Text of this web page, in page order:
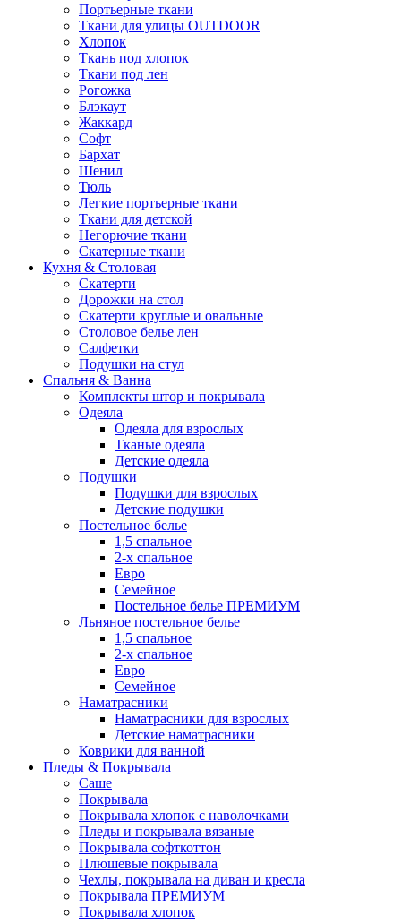
Портьерные ткани
Ткани для улицы OUTDOOR
Хлопок
Ткань под хлопок
Ткани под лен
Рогожка
Блэкаут
Жаккард
Софт
Бархат
Шенил
Тюль
Легкие портьерные ткани
Ткани для детской
Негорючие ткани
Скатерные ткани
Кухня & Столовая
Скатерти
Дорожки на стол
Скатерти круглые и овальные
Столовое белье лен
Салфетки
Подушки на стул
Спальня & Ванна
Комплекты штор и покрывала
Одеяла
Одеяла для взрослых
Тканые одеяла
Детские одеяла
Подушки
Подушки для взрослых
Детские подушки
Постельное белье
1,5 спальное
2-х спальное
Евро
Семейное
Постельное белье ПРЕМИУМ
Льняное постельное белье
1,5 спальное
2-х спальное
Евро
Семейное
Наматрасники
Наматрасники для взрослых
Детские наматрасники
Коврики для ванной
Пледы & Покрывала
Саше
Покрывала
Покрывала хлопок с наволочками
Пледы и покрывала вязаные
Покрывала софткоттон
Плюшевые покрывала
Чехлы, покрывала на диван и кресла
Покрывала ПРЕМИУМ
Покрывала хлопок